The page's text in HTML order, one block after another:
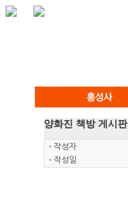
양화진 책방 게시판
ㆍ 작성자
ㆍ 작성일